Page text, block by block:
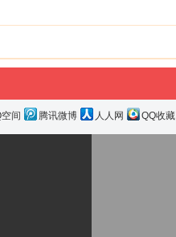
间 腾讯微博 人人网 QQ收藏